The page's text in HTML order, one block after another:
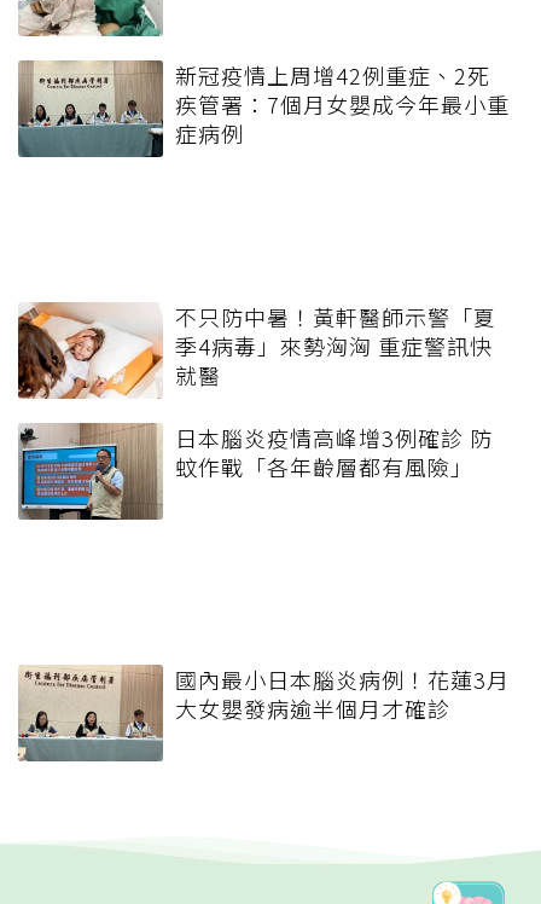
新冠疫情上周增42例重症、2死
疾管署：7個月女嬰成今年最小重
症病例
不只防中暑！黃軒醫師示警「夏
季4病毒」來勢洶洶 重症警訊快
就醫
日本腦炎疫情高峰增3例確診 防
蚊作戰「各年齡層都有風險」
國內最小日本腦炎病例！花蓮3月
大女嬰發病逾半個月才確診